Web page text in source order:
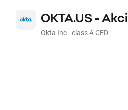
OKTA.US -
Okta Inc - class A CFD